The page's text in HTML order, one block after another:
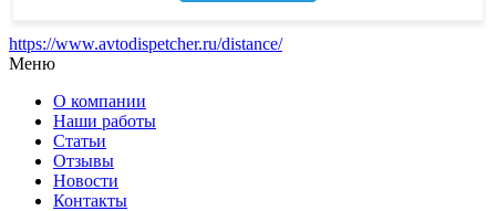
https://www.avtodispetcher.ru/distance/
Меню
О компании
Наши работы
Статьи
Отзывы
Новости
Контакты